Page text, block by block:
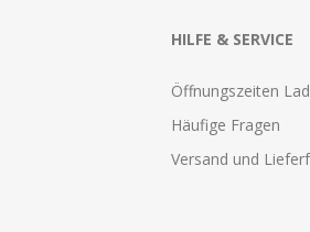
HILFE & SERVICE
Öffnungszeiten
Häufige Fragen
Versand und